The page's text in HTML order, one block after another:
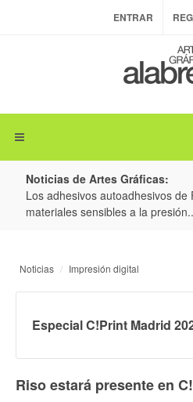
ENTRAR
Noticias de Artes Gráficas:
Los adhesivos autoadhesivos de
materiales sensibles a la
Noticias Impresión digital
Especial C!Print Madrid
Riso estará presente en